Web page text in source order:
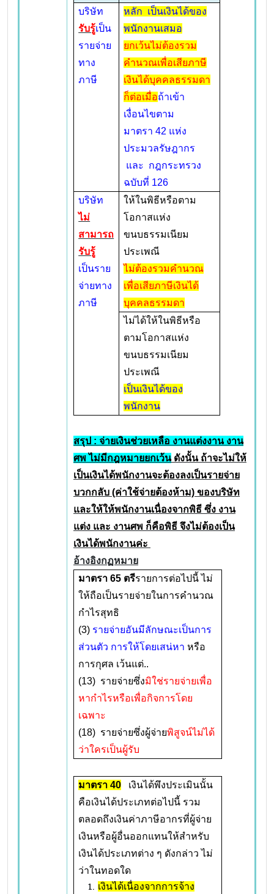
บริษัท
รับรู้เป็น
รายจ่าย
ทาง
ภาษี
หลัก เป็นเงินได้ของ
พนักงานเสมอ
ยกเว้นไม่ต้องรวม
คำนวณเพื่อเสียภาษี
เงินได้บุคคลธรรมดา
ก็ต่อเมื่อถ้าเข้า
เงื่อนไขตาม
มาตรา 42 แห่ง
ประมวลรัษฎากร
และ กฎกระทรวง
ฉบับที่ 126
บริษัท
ไม่
สามารถ
รับรู้
เป็นราย
จ่ายทาง
ภาษี
ให้ในพิธีหรือตาม
โอกาสแห่ง
ขนบธรรมเนียม
ประเพณี
ไม่ต้องรวมคำนวณ
เพื่อเสียภาษีเงินได้
บุคคลธรรมดา
ไม่ได้ให้ในพิธีหรือ
ตามโอกาสแห่ง
ขนบธรรมเนียม
ประเพณี
เป็นเงินได้ของ
พนักงาน
สรุป : จ่ายเงินช่วยเหลือ งานแต่งงาน งาน
ศพ ไม่มีกฎหมายยกเว้นดังนั้น ถ้าจะไม่ให้
เป็นเงินได้พนักงานจะต้องลงเป็นรายจ่าย
บวกกลับ (ค่าใช้จ่ายต้องห้าม) ของบริษัท
และให้ให้พนักงานเนื่องจากพิธี ซึ่ง งาน
แต่ง และ งานศพ ก็คือพิธี จึงไม่ต้องเป็น
เงินได้พนักงานค่ะ
อ้างอิงกฏหมาย
มาตรา65 ตรีรายการต่อไปนี้ ไม่
ให้ถือเป็นรายจ่ายในการคำนวณ
กำไรสุทธิ
(3) รายจ่ายอันมีลักษณะเป็นการ
ส่วนตัว การให้โดยเสน่หาหรือ
การกุศล เว้นแต่..
(13) รายจ่ายซึ่งมิใช่รายจ่ายเพื่อ
หากำไรหรือเพื่อกิจการโดย
เฉพาะ
(18) รายจ่ายซึ่งผู้จ่ายพิสูจน์ไม่ได้
ว่าใครเป็นผู้รับ
มาตรา40 เงินได้พึงประเมินนั้น
คือเงินได้ประเภทต่อไปนี้ รวม
ตลอดถึงเงินค่าภาษีอากรที่ผู้จ่าย
เงินหรือผู้อื่นออกแทนให้สำหรับ
เงินได้ประเภทต่าง ๆ ดังกล่าว ไม่
ว่าในทอดใด
เงินได้เนื่องจากการจ้าง